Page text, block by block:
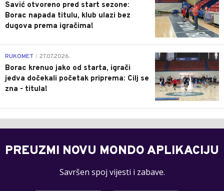
Savić otvoreno pred start sezone:
Borac napada titulu, klub ulazi bez
dugova prema igračima!
0
RUKOMET 27.07.2026.
Borac krenuo jako od starta, igrači
jedva dočekali početak priprema: Cilj se
zna - titula!
PREUZMI NOVU MONDO APLIKACIJU
Savršen spoj vijesti i zabave.